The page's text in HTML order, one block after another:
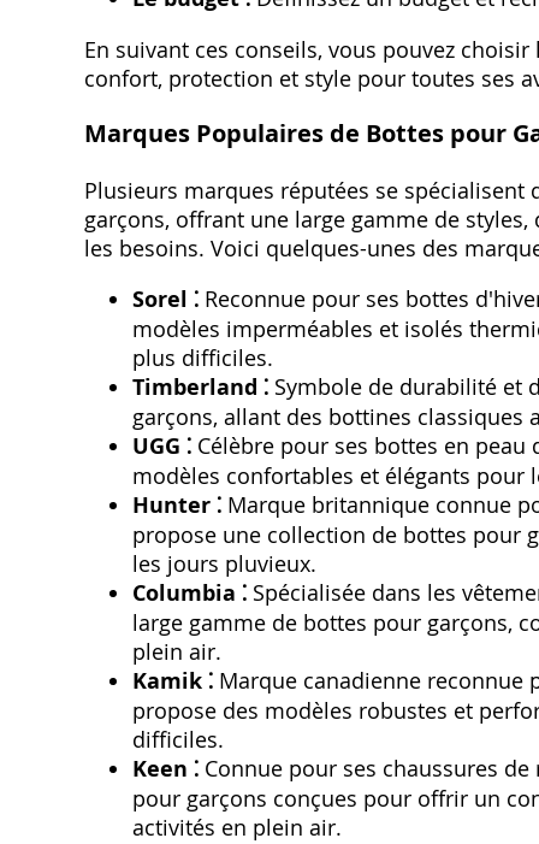
En suivant ces conseils, vous pouvez
confort, protection et style pour toutes ses
Marques Populaires de Bottes pour
Plusieurs marques réputées se
garçons, offrant une large gamme de
les besoins. Voici quelques-unes des
Sorel ⁚ Reconnue pour ses bottes
modèles imperméables et isolés
plus difficiles.
Timberland ⁚ Symbole de durabilité et
garçons, allant des bottines classiques
UGG ⁚ Célèbre pour ses bottes en
modèles confortables et élégants pour
Hunter ⁚ Marque britannique connue
propose une collection de bottes pour
les jours pluvieux.
Columbia ⁚ Spécialisée dans les
large gamme de bottes pour garçons,
plein air.
Kamik ⁚ Marque canadienne reconnue
propose des modèles robustes et
difficiles.
Keen ⁚ Connue pour ses chaussures
pour garçons conçues pour offrir un
activités en plein air.